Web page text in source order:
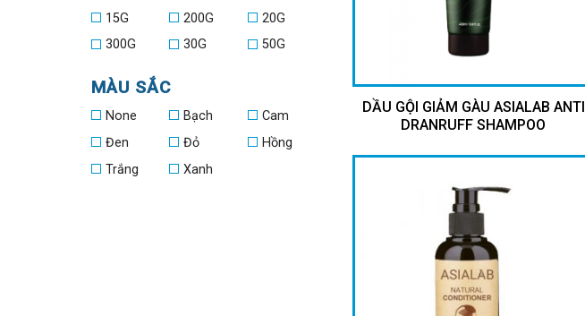
15G
200G
20G
300G
30G 50G
MÀU SẮC
None Bạch
Cam
Đen
Đỏ
Hồng
Trắng
Xanh
DẦU GỘI GIẢM GÀU ASIALAB ANTI
DRANRUFF SHAMPOO